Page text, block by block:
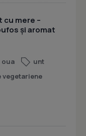
cu mere –
și aromat
oua
unt
vegetariene